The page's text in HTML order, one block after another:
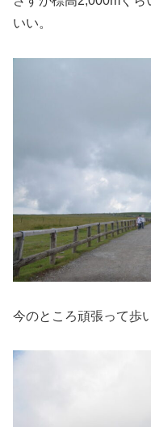
いい。
今のところ頑張って歩